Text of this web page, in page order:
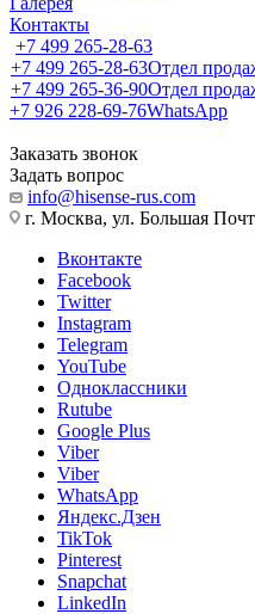
Контакты
+7 499 265-28-63
+7 499 265-28-63Отдел
+7 499 265-36-90Отдел
+7 926 228-69-76WhatsApp
Заказать звонок
Задать вопрос
info@hisense-rus.com
г. Москва, ул. Большая
Вконтакте
Facebook
Twitter
Instagram
Telegram
YouTube
Одноклассники
Rutube
Google Plus
Viber
Viber
WhatsApp
Яндекс.Дзен
TikTok
Pinterest
Snapchat
LinkedIn